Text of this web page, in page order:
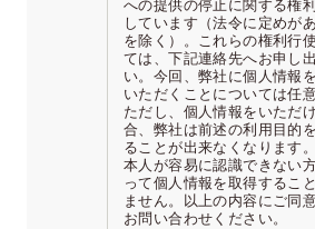
への提供の停止に関する権
しています（法令に定めが
を除く）。これらの権利行
ては、下記連絡先へお申し
い。今回、弊社に個人情報
いただくことについては任意
ただし、個人情報をいただ
合、弊社は前述の利用目的
ることが出来なくなります。
本人が容易に認識できない
って個人情報を取得するこ
ません。以上の内容にご同意
お問い合わせください。